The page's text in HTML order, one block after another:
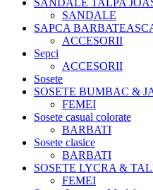
SANDALE TALPA
SANDALE
SAPCA
ACCESORII
Sepci
ACCESORII
Sosete
SOSETE BUMBAC &
FEMEI
Sosete casual colorate
BARBATI
Sosete clasice
BARBATI
SOSETE LYCRA &
FEMEI